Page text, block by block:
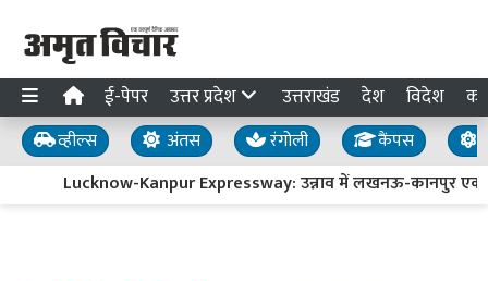
ई-पेपर उत्तर प्रदेश उत्तराखंड देश विदेश
व्हील्स अंतस रंगोली कैंपस
Lucknow-Kanpur Expressway: उन्नाव में लखनऊ-कानपुर